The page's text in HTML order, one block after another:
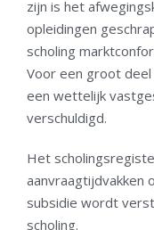
zijn is het
opleidingen
scholing
Voor een groot deel
een wettelijk
verschuldigd.
Het
aanvraagtijdvakken
subsidie wordt
scholing.